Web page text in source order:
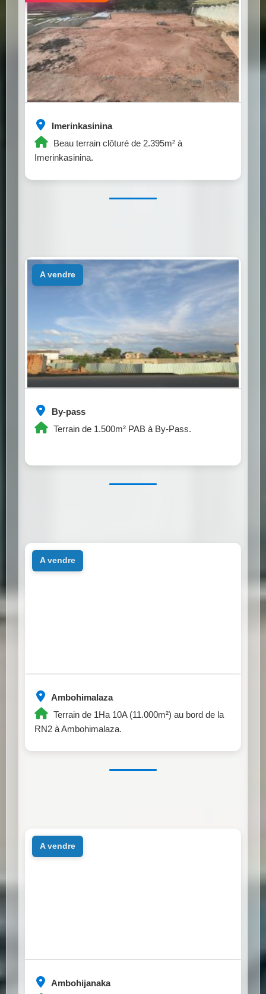
Imerinkasinina
Beau terrain clôturé de 2.395m² à
Imerinkasinina.
By-pass
Terrain de 1.500m² PAB à By-Pass.
a vendre
Ambohimalaza
Terrain de 1Ha 10A (11.000m²) au bord de la
RN2 à Ambohimalaza.
a vendre
Ambohijanaka
a vendre